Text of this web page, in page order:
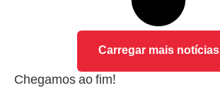
Carregar mais notícias
Chegamos ao fim!